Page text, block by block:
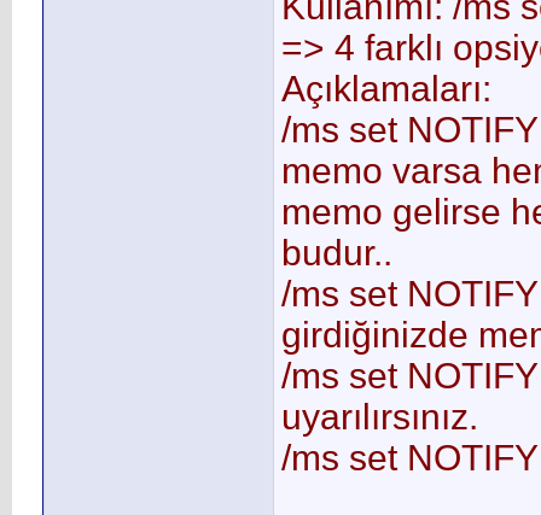
=> 4 farklı
Açıklamaları:
/ms set
memo varsa
memo gelirse
budur..
/ms set
girdiğinizde
/ms set
uyarılırsınız.
/ms set